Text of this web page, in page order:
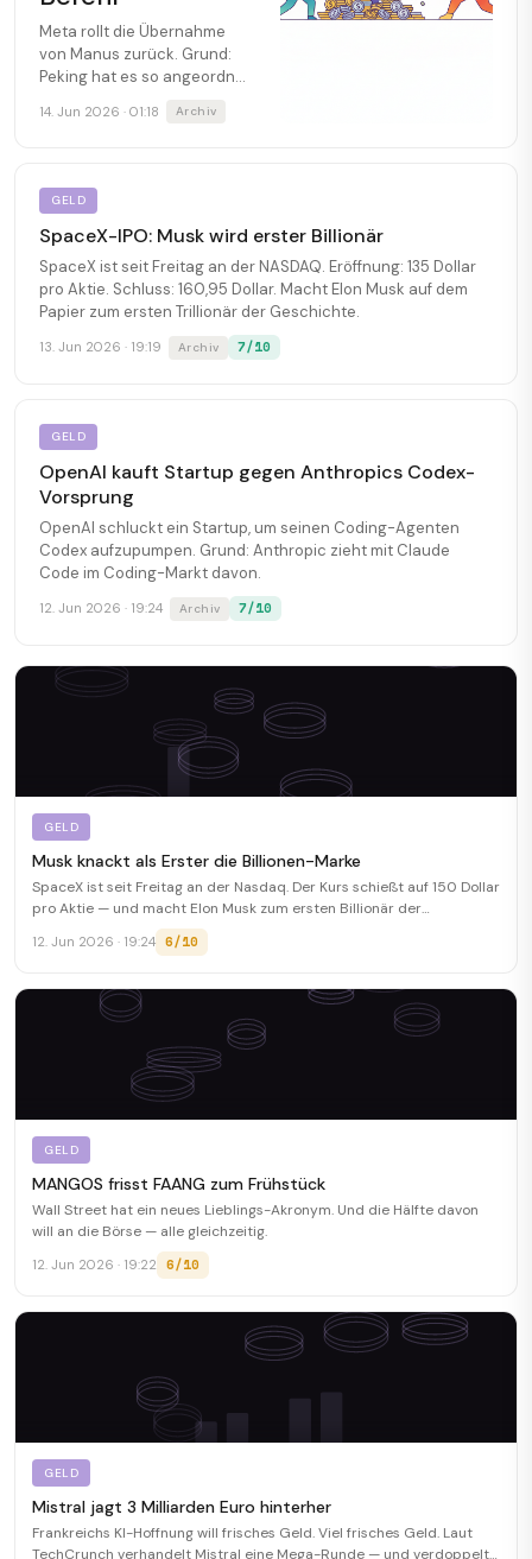
Meta rollt die Übernahme
von Manus zurück. Grund:
Peking hat es so angeordnet
14. Jun 2026 · 01:18 Archiv
GELD
SpaceX-IPO: Musk wird erster Billionär
SpaceX ist seit Freitag an der NASDAQ. Eröffnung: 135 Dollar
pro Aktie. Schluss: 160,95 Dollar. Macht Elon Musk auf dem
Papier zum ersten Trillionär der Geschichte.
13. Jun 2026 · 19:19 Archiv 7/10
GELD
OpenAI kauft Startup gegen Anthropics Codex-
Vorsprung
OpenAI schluckt ein Startup, um seinen Coding-Agenten
Codex aufzupumpen. Grund: Anthropic zieht mit Claude
Code im Coding-Markt davon.
12. Jun 2026 · 19:24 Archiv 7/10
GELD
Musk knackt als Erster die Billionen-Marke
SpaceX ist seit Freitag an der Nasdaq. Der Kurs schießt auf 150 Dollar
pro Aktie — und macht Elon Musk zum ersten Billionär der
Menschheitsgeschichte.
12. Jun 2026 · 19:24 6/10
GELD
MANGOS frisst FAANG zum Frühstück
Wall Street hat ein neues Lieblings-Akronym. Und die Hälfte davon
will an die Börse — alle gleichzeitig.
12. Jun 2026 · 19:22 6/10
GELD
Mistral jagt 3 Milliarden Euro hinterher
Frankreichs KI-Hoffnung will frisches Geld. Viel frisches Geld. Laut
TechCrunch verhandelt Mistral eine Mega-Runde — und verdoppelt